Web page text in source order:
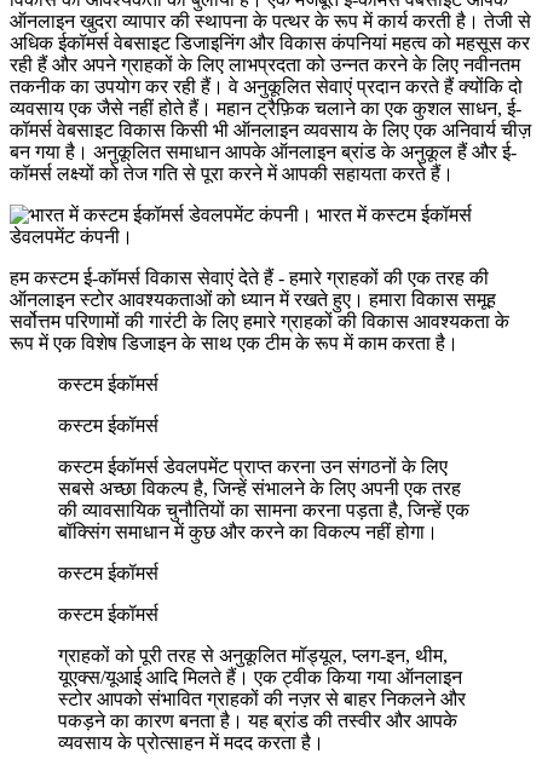
ऑनलाइन खुदरा व्यापार की स्थापना के पत्थर के रूप में कार्य करती है। तेजी से
अधिक ईकॉमर्स वेबसाइट डिजाइनिंग और विकास कंपनियां महत्व को महसूस कर
रही हैं और अपने ग्राहकों के लिए लाभप्रदता को उन्नत करने के लिए नवीनतम
तकनीक का उपयोग कर रही हैं। वे अनुकूलित सेवाएं प्रदान करते हैं क्योंकि दो
व्यवसाय एक जैसे नहीं होते हैं। महान ट्रैफ़िक चलाने का एक कुशल साधन, ई-
कॉमर्स वेबसाइट विकास किसी भी ऑनलाइन व्यवसाय के लिए एक अनिवार्य चीज़
बन गया है। अनुकूलित समाधान आपके ऑनलाइन ब्रांड के अनुकूल हैं और ई-
कॉमर्स लक्ष्यों को तेज गति से पूरा करने में आपकी सहायता करते हैं।
भारत में कस्टम ईकॉमर्स
डेवलपमेंट कंपनी।
हम कस्टम ई-कॉमर्स विकास सेवाएं देते हैं - हमारे ग्राहकों की एक तरह की
ऑनलाइन स्टोर आवश्यकताओं को ध्यान में रखते हुए। हमारा विकास समूह
सर्वोत्तम परिणामों की गारंटी के लिए हमारे ग्राहकों की विकास आवश्यकता के
रूप में एक विशेष डिजाइन के साथ एक टीम के रूप में काम करता है।
कस्टम ईकॉमर्स
कस्टम ईकॉमर्स
कस्टम ईकॉमर्स डेवलपमेंट प्राप्त करना उन संगठनों के लिए
सबसे अच्छा विकल्प है, जिन्हें संभालने के लिए अपनी एक तरह
की व्यावसायिक चुनौतियों का सामना करना पड़ता है, जिन्हें एक
बॉक्सिंग समाधान में कुछ और करने का विकल्प नहीं होगा।
कस्टम ईकॉमर्स
कस्टम ईकॉमर्स
ग्राहकों को पूरी तरह से अनुकूलित मॉड्यूल, प्लग-इन, थीम,
यूएक्स/यूआई आदि मिलते हैं। एक ट्वीक किया गया ऑनलाइन
स्टोर आपको संभावित ग्राहकों की नज़र से बाहर निकलने और
पकड़ने का कारण बनता है। यह ब्रांड की तस्वीर और आपके
व्यवसाय के प्रोत्साहन में मदद करता है।